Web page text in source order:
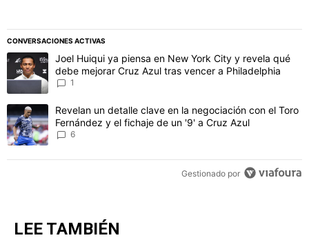
CONVERSACIONES ACTIVAS
Este listado muestra los artículos con más comentarios en los
Un artículo de tendencia con el título "Joel Huiqui ya piensa en
Joel Huiqui ya piensa en New York City y revela qué
debe mejorar Cruz Azul tras vencer a Philadelphia
1
Un artículo de tendencia con el título "Revelan un detalle clave
Revelan un detalle clave en la negociación con el Toro
Fernández y el fichaje de un '9' a Cruz Azul
6
Gestionado por
LEE TAMBIÉN